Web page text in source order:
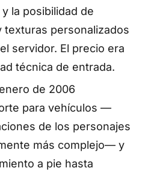
la posibilidad de
texturas personalizados
servidor. El precio era
técnica de entrada.
de 2006
para vehículos —
de los personajes
más complejo— y
a pie hasta